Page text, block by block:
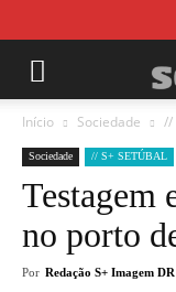
Início Sociedade //
Sociedade // S+ SETÚBAL
Testagem
no porto
Por Redação S+ Imagem DR